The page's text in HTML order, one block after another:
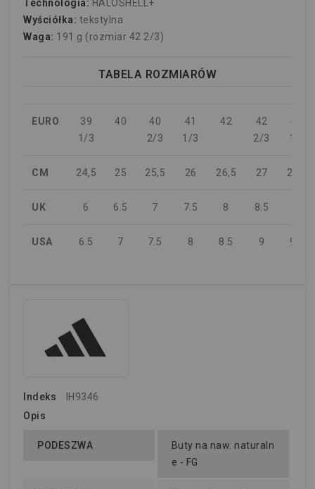
Technologia: HALOSHELL+
Wyściółka: tekstylna
Waga: 191 g (rozmiar 42 2/3)
TABELA ROZMIARÓW
EURO
39
1/3
40
40
2/3
41
1/3
42
42
2/3
43
1/3
CM 24,5 25 25,5 26 26,5 27 27,5
UK 6 6.5 7 7.5 8 8.5
USA 6.5 7 7.5 8 8.5 9 9.5
Indeks
IH9346
Opis
PODESZWA
Buty na naw. naturaln
e - FG